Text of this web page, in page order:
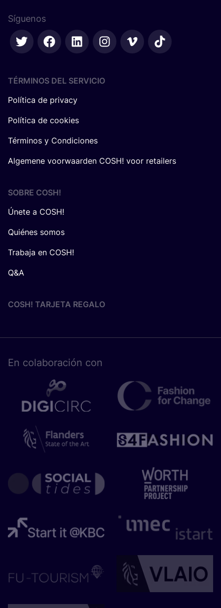
Síguenos
TÉRMINOS DEL SERVICIO
Política de privacy
Política de cookies
Términos y Condiciones
Algemene voorwaarden COSH! voor retailers
SOBRE COSH!
Únete a COSH!
Quiénes somos
Trabaja en COSH!
Q&A
COSH! TARJETA REGALO
En cola­bo­ra­ción con